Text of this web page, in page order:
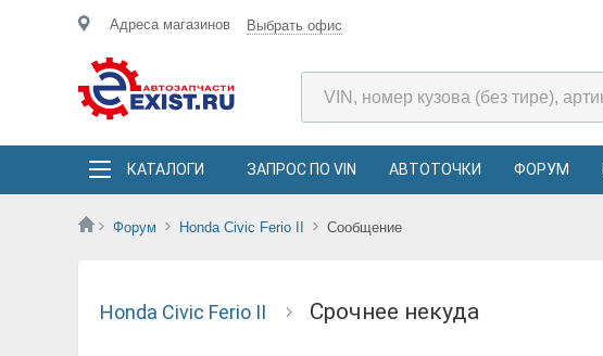
Адреса магазинов Выбрать офис
КАТАЛОГИ ЗАПРОС ПО VIN АВТОТОЧКИ ФОРУМ
Форум Honda Civic Ferio II Сообщение
Honda Civic Ferio II Срочнее некуда